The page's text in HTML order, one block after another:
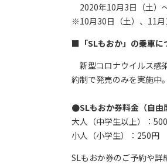
2020年10月3日（土）
※10月30日（土）、11月
■「SLもおか」の乗車に
新型コロナウイルス感
約制で発売のみを実施中。
●SLもおか券料金（自由
大人（中学生以上）：
小人（小学生）：250円
SLもおか券のご予約や詳